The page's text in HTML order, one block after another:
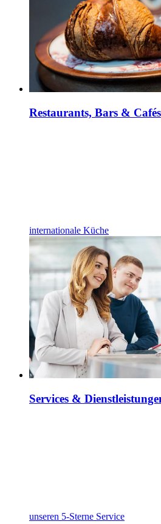
Restaurants, Bars & Cafés
internationale Küche
Services &
unseren 5-Sterne Service